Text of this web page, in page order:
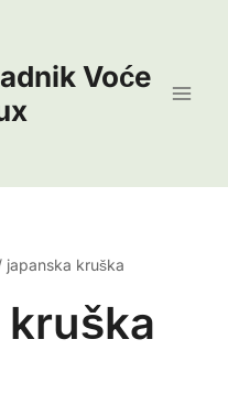
Voće
japanska kruška
kruška